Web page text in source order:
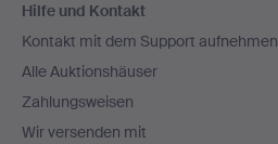
Navigation
Hilfe und Kontakt
Kontakt mit dem Support aufnehmen
Alle Auktionshäuser
Zahlungsweisen
Wir versenden mit